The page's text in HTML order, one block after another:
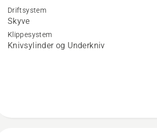
detaljer
om
NovoLette
Driftsystem
Skyve
Klippesystem
Knivsylinder og Underkniv